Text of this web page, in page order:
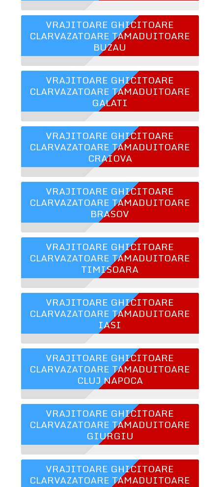
VRAJITOARE GHICITOARE
CLARVAZATOARE TAMADUITOARE
BUZAU
VRAJITOARE GHICITOARE
CLARVAZATOARE TAMADUITOARE
GALATI
VRAJITOARE GHICITOARE
CLARVAZATOARE TAMADUITOARE
CRAIOVA
VRAJITOARE GHICITOARE
CLARVAZATOARE TAMADUITOARE
BRASOV
VRAJITOARE GHICITOARE
CLARVAZATOARE TAMADUITOARE
TIMISOARA
VRAJITOARE GHICITOARE
CLARVAZATOARE TAMADUITOARE
IASI
VRAJITOARE GHICITOARE
CLARVAZATOARE TAMADUITOARE
CLUJ NAPOCA
VRAJITOARE GHICITOARE
CLARVAZATOARE TAMADUITOARE
GIURGIU
VRAJITOARE GHICITOARE
CLARVAZATOARE TAMADUITOARE